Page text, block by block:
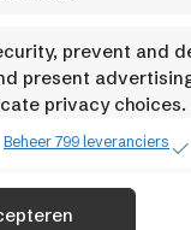
prevent and
present
privacy choices.
Beheer 799 leveranciers
en